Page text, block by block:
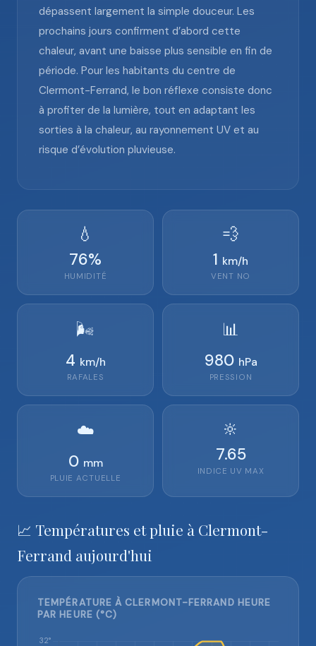
dépassent largement la simple douceur. Les
prochains jours confirment d’abord cette
chaleur, avant une baisse plus sensible en fin de
période. Pour les habitants du centre de
Clermont-Ferrand, le bon réflexe consiste donc
à profiter de la lumière, tout en adaptant les
sorties à la chaleur, au rayonnement UV et au
risque d’évolution pluvieuse.
💧
76%
HUMIDITÉ
💨
1 km/h
VENT NO
🌬️
4 km/h
RAFALES
📊
980 hPa
PRESSION
☁️
0 mm
PLUIE ACTUELLE
🔆
7.65
INDICE UV MAX
📈 Températures et pluie à Clermont-
Ferrand aujourd'hui
TEMPÉRATURE À CLERMONT-FERRAND HEURE
PAR HEURE (°C)